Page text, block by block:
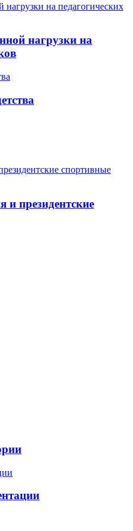
нагрузки на
и президентские